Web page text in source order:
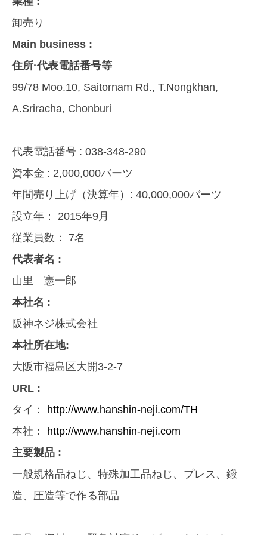
卸売り
Main business :
住所·代表電話番号等
99/78 Moo.10, Saitornam Rd., T.Nongkhan,
A.Sriracha, Chonburi
代表電話番号 : 038-348-290
資本金 : 2,000,000バーツ
年間売り上げ（決算年）: 40,000,000バーツ
設立年： 2015年9月
従業員数： 7名
代表者名 :
山里 憲一郎
本社名 :
阪神ネジ株式会社
本社所在地:
大阪市福島区大開3-2-7
URL :
タイ： http://www.hanshin-neji.com/TH
本社： http://www.hanshin-neji.com
主要製品 :
一般規格品ねじ、特殊加工品ねじ、プレス、鍛
造、圧造等で作る部品